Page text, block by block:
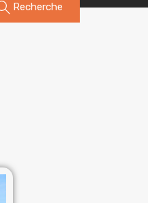
Recherche